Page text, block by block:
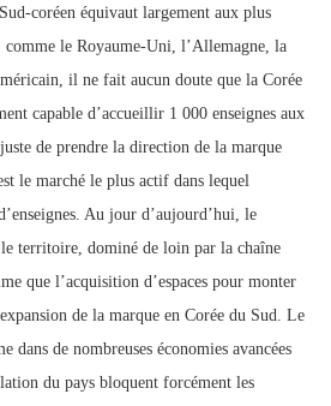
coréen équivaut largement aux plus
comme le Royaume-Uni, l’Allemagne, la
il ne fait aucun doute que la Corée
capable d’accueillir 1 000 enseignes aux
de prendre la direction de la marque
le marché le plus actif dans lequel
Au jour d’aujourd’hui, le
territoire, dominé de loin par la chaîne
que l’acquisition d’espaces pour monter
de la marque en Corée du Sud. Le
de nombreuses économies avancées
du pays bloquent forcément les